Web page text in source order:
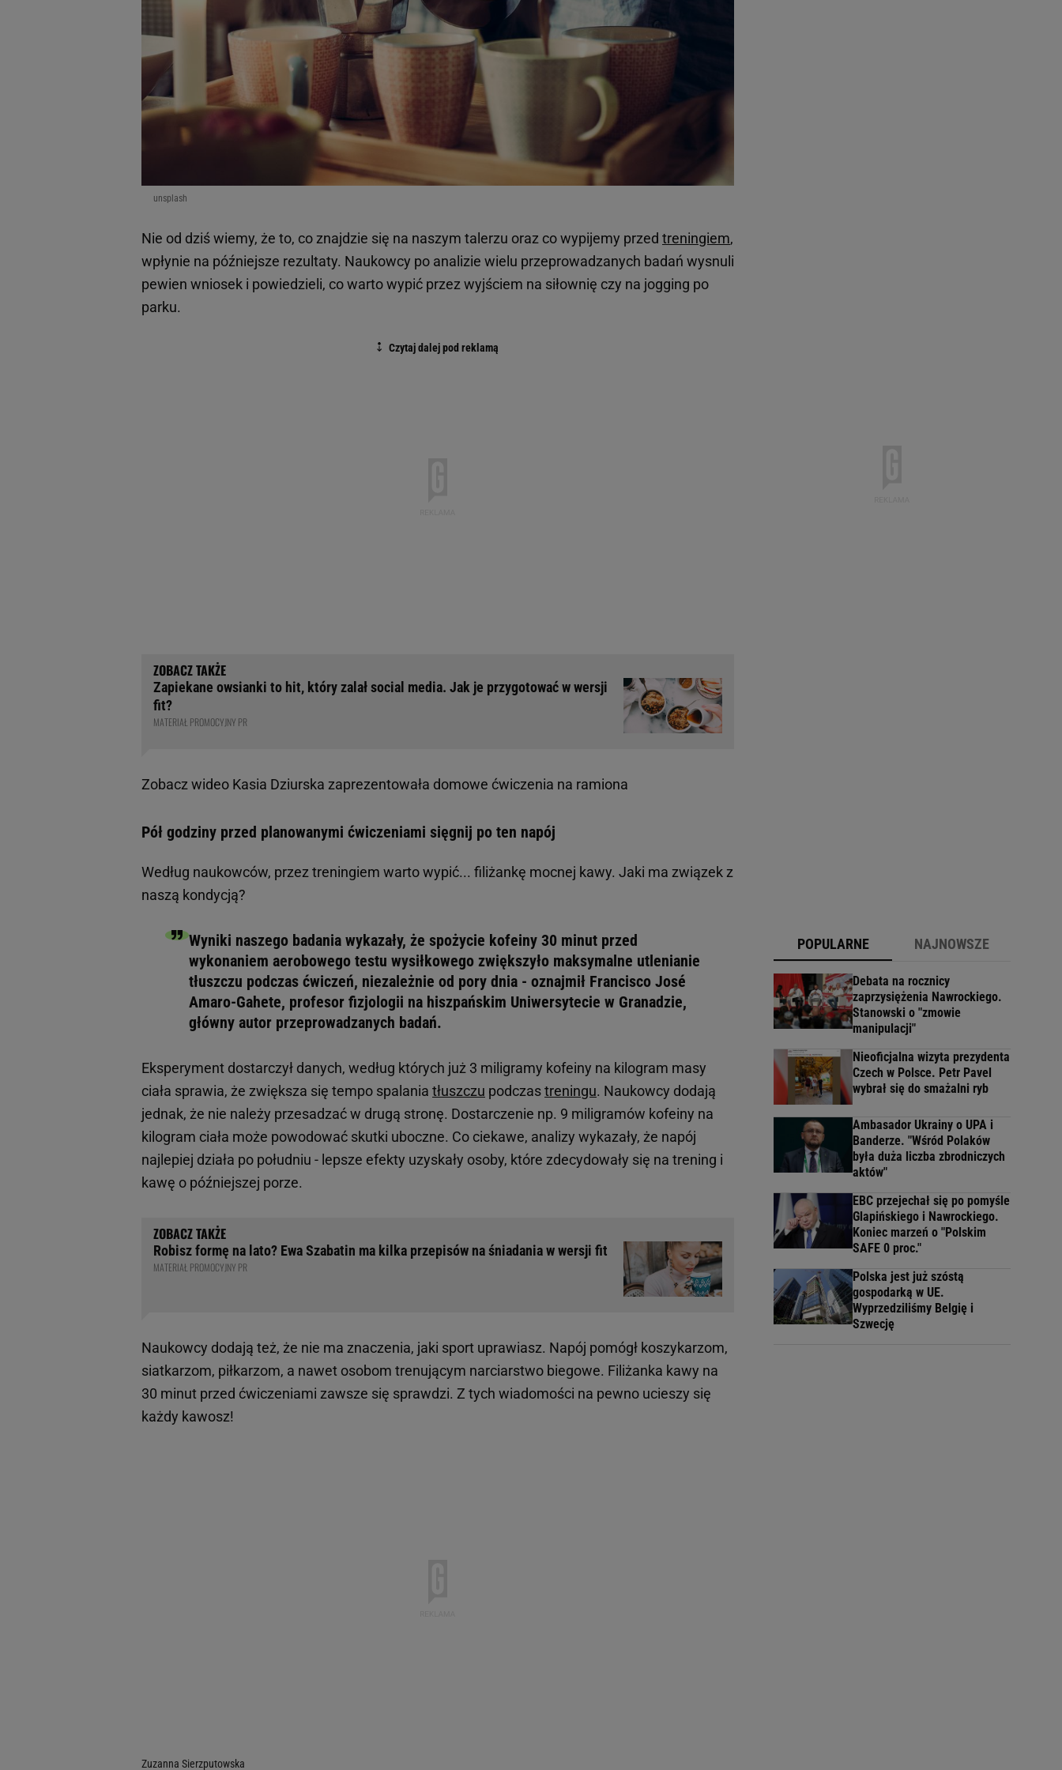
unsplash
Nie od dziś wiemy, że to, co znajdzie się na naszym talerzu oraz co wypijemy przed treningiem,
wpłynie na późniejsze rezultaty. Naukowcy po analizie wielu przeprowadzanych badań wysnuli
pewien wniosek i powiedzieli, co warto wypić przez wyjściem na siłownię czy na jogging po
parku.
Zapiekane owsianki to hit, który zalał social media. Jak je przygotować w wersji
fit?
MATERIAŁ PROMOCYJNY PR
Zobacz wideo Kasia Dziurska zaprezentowała domowe ćwiczenia na ramiona
Pół godziny przed planowanymi ćwiczeniami sięgnij po ten napój
Według naukowców, przez treningiem warto wypić... filiżankę mocnej kawy. Jaki ma związek z
naszą kondycją?
Wyniki naszego badania wykazały, że spożycie kofeiny 30 minut przed
wykonaniem aerobowego testu wysiłkowego zwiększyło maksymalne utlenianie
tłuszczu podczas ćwiczeń, niezależnie od pory dnia - oznajmił Francisco José
Amaro-Gahete, profesor fizjologii na hiszpańskim Uniwersytecie w Granadzie,
główny autor przeprowadzanych badań.
Eksperyment dostarczył danych, według których już 3 miligramy kofeiny na kilogram masy
ciała sprawia, że zwiększa się tempo spalania tłuszczu podczastreningu. Naukowcy dodają
jednak, że nie należy przesadzać w drugą stronę. Dostarczenie np. 9 miligramów kofeiny na
kilogram ciała może powodować skutki uboczne. Co ciekawe, analizy wykazały, że napój
najlepiej działa po południu - lepsze efekty uzyskały osoby, które zdecydowały się na trening i
kawę o późniejszej porze.
Robisz formę na lato? Ewa Szabatin ma kilka przepisów na śniadania w wersji fit
MATERIAŁ PROMOCYJNY PR
Naukowcy dodają też, że nie ma znaczenia, jaki sport uprawiasz. Napój pomógł koszykarzom,
siatkarzom, piłkarzom, a nawet osobom trenującym narciarstwo biegowe. Filiżanka kawy na
30 minut przed ćwiczeniami zawsze się sprawdzi. Z tych wiadomości na pewno ucieszy się
każdy kawosz!
Zuzanna Sierzputowska
POPULARNE NAJNOWSZE
Debata na rocznicy
zaprzysiężenia Nawrockiego.
Stanowski o "zmowie
manipulacji"
Nieoficjalna wizyta prezydenta
Czech w Polsce. Petr Pavel
wybrał się do smażalni ryb
Ambasador Ukrainy o UPA i
Banderze. "Wśród Polaków
była duża liczba zbrodniczych
aktów"
EBC przejechał się po pomyśle
Glapińskiego i Nawrockiego.
Koniec marzeń o "Polskim
SAFE 0 proc."
Polska jest już szóstą
gospodarką w UE.
Wyprzedziliśmy Belgię i
Szwecję